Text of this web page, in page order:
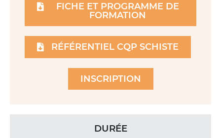
FICHE ET PROGRAMME DE
FORMATION
RÉFÉRENTIEL CQP SCHISTE
INSCRIPTION
DURÉE